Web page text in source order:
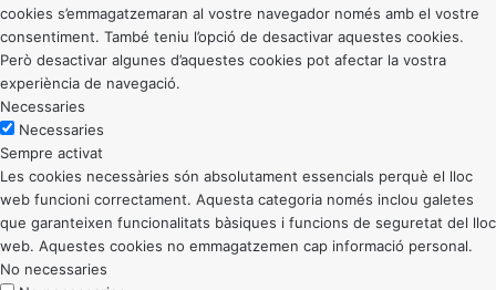
cookies s’emmagatzemaran al vostre navegador només amb el vostre
consentiment. També teniu l’opció de desactivar aquestes cookies.
Però desactivar algunes d’aquestes cookies pot afectar la vostra
experiència de navegació.
Necessaries
Necessaries
Sempre activat
Les cookies necessàries són absolutament essencials perquè el lloc
web funcioni correctament. Aquesta categoria només inclou galetes
que garanteixen funcionalitats bàsiques i funcions de seguretat del lloc
web. Aquestes cookies no emmagatzemen cap informació personal.
No necessaries